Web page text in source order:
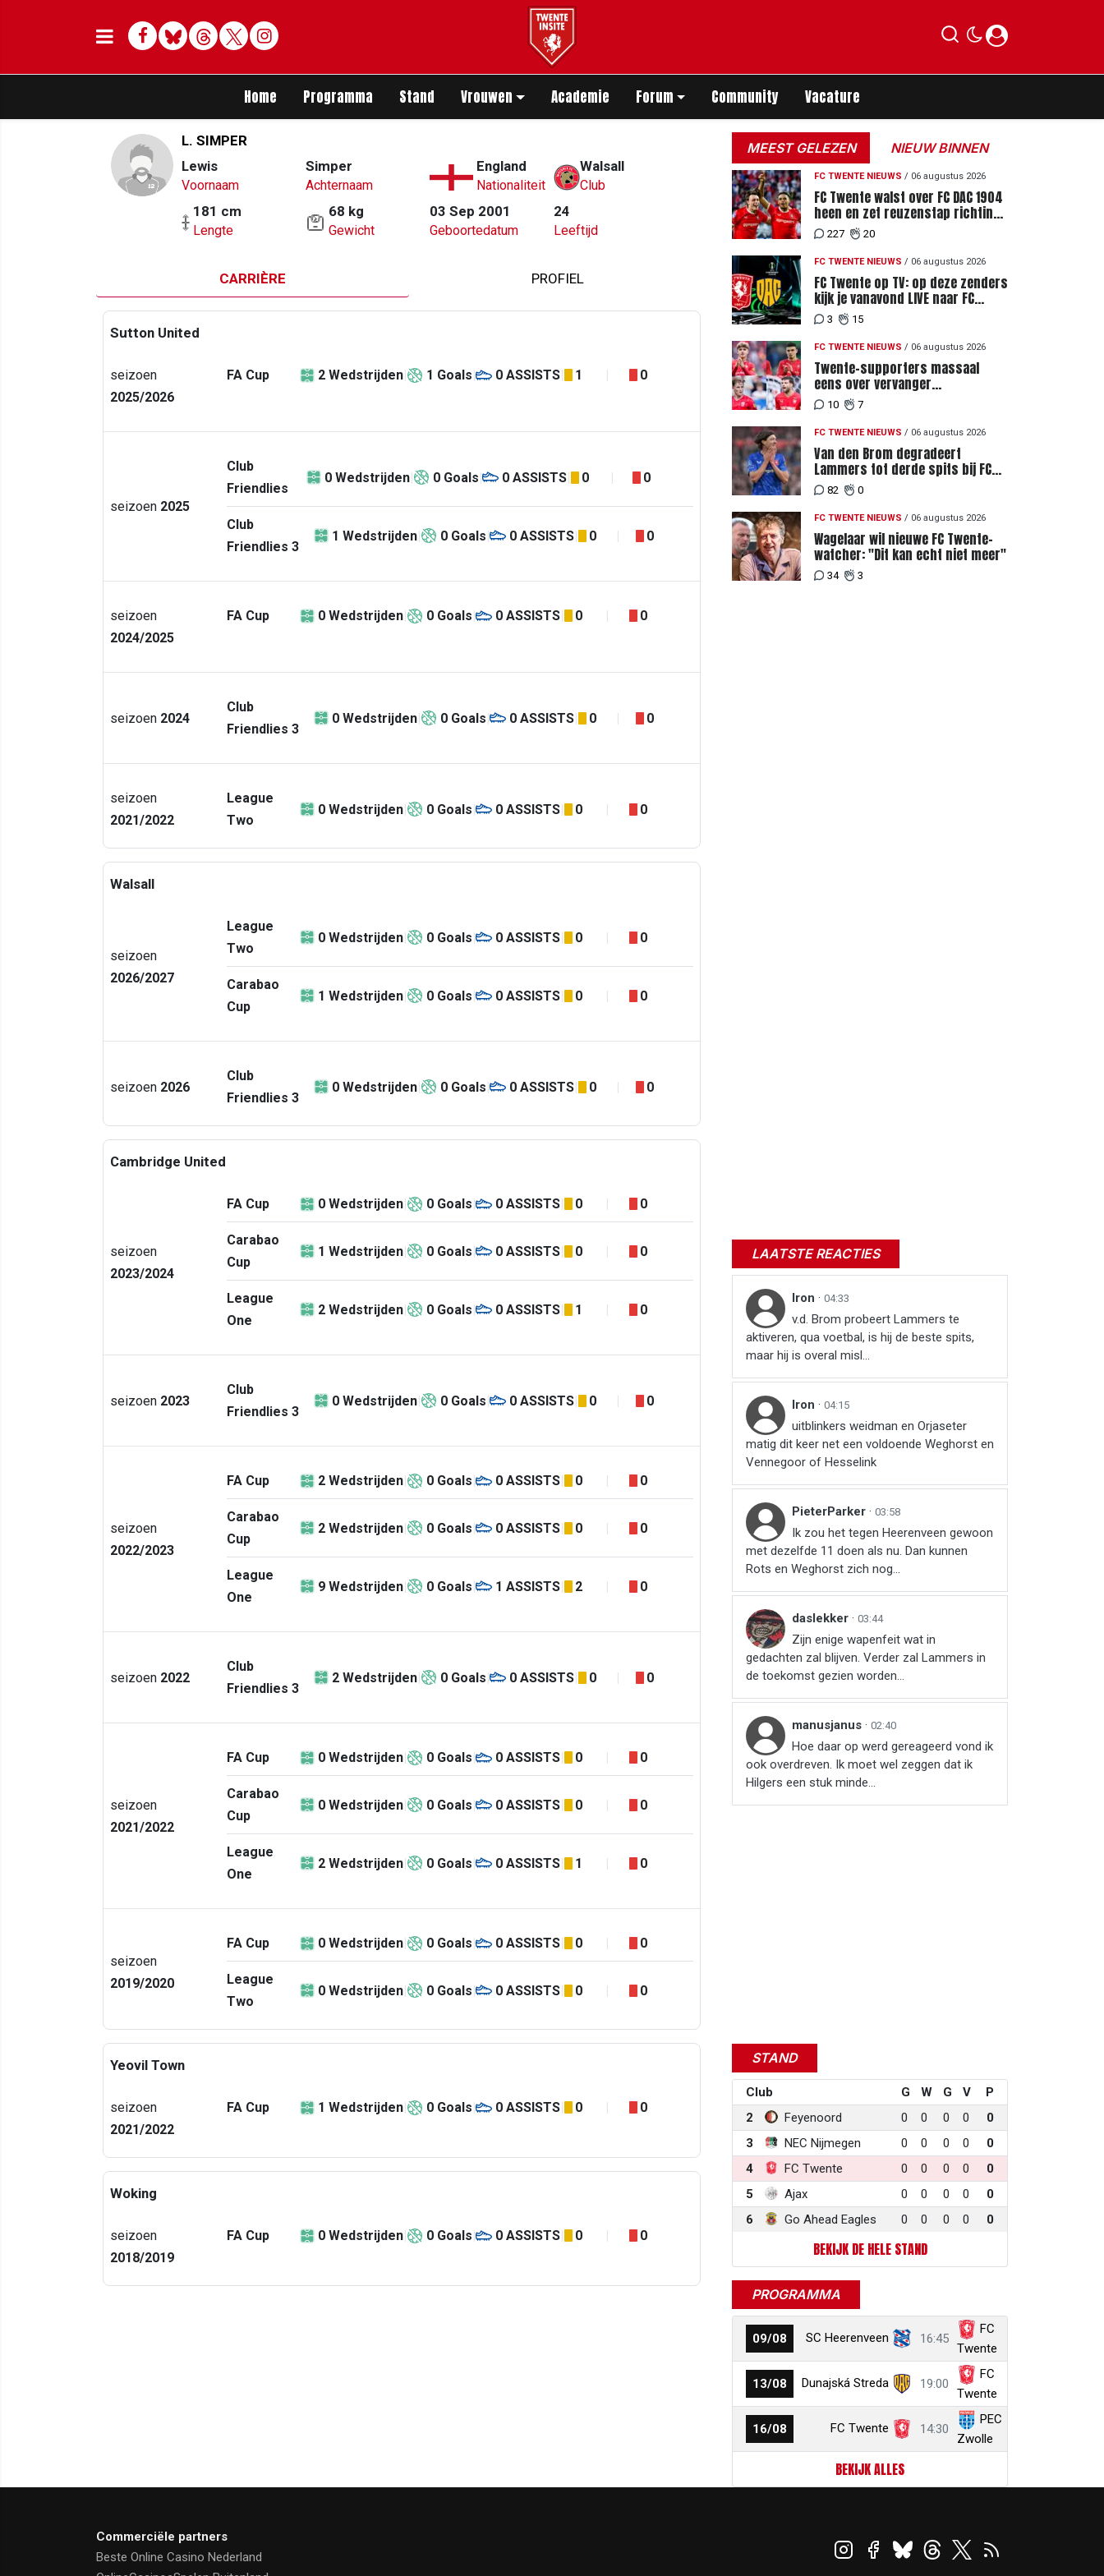
Facebook
BlueskyThreadsTwitterDelen op Whatsapp
Home Programma Stand Vrouwen Academie Forum Community Vacature
L. SIMPER
Lewis
Voornaam
Simper
Achternaam
England
Nationaliteit
Walsall
Club
181 cm
Lengte
68 kg
Gewicht
03 Sep 2001
Geboortedatum
24
Leeftijd
CARRIÈRE PROFIEL
Sutton United
seizoen
2025/2026
FA Cup 2 Wedstrijden 1 Goals 0 ASSISTS 1 0
seizoen 2025
Club
Friendlies
0 Wedstrijden 0 Goals 0 ASSISTS 0 0
Club
Friendlies 3
1 Wedstrijden 0 Goals 0 ASSISTS 0 0
seizoen
2024/2025
FA Cup 0 Wedstrijden 0 Goals 0 ASSISTS 0 0
seizoen 2024
Club
Friendlies 3
0 Wedstrijden 0 Goals 0 ASSISTS 0 0
seizoen
2021/2022
League
Two
0 Wedstrijden 0 Goals 0 ASSISTS 0 0
Walsall
seizoen
2026/2027
League
Two
0 Wedstrijden 0 Goals 0 ASSISTS 0 0
Carabao
Cup
1 Wedstrijden 0 Goals 0 ASSISTS 0 0
seizoen 2026
Club
Friendlies 3
0 Wedstrijden 0 Goals 0 ASSISTS 0 0
Cambridge United
seizoen
2023/2024
FA Cup 0 Wedstrijden 0 Goals 0 ASSISTS 0 0
Carabao
Cup
1 Wedstrijden 0 Goals 0 ASSISTS 0 0
League
One
2 Wedstrijden 0 Goals 0 ASSISTS 1 0
seizoen 2023
Club
Friendlies 3
0 Wedstrijden 0 Goals 0 ASSISTS 0 0
seizoen
2022/2023
FA Cup 2 Wedstrijden 0 Goals 0 ASSISTS 0 0
Carabao
Cup
2 Wedstrijden 0 Goals 0 ASSISTS 0 0
League
One
9 Wedstrijden 0 Goals 1 ASSISTS 2 0
seizoen 2022
Club
Friendlies 3
2 Wedstrijden 0 Goals 0 ASSISTS 0 0
seizoen
2021/2022
FA Cup 0 Wedstrijden 0 Goals 0 ASSISTS 0 0
Carabao
Cup
0 Wedstrijden 0 Goals 0 ASSISTS 0 0
League
One
2 Wedstrijden 0 Goals 0 ASSISTS 1 0
seizoen
2019/2020
FA Cup 0 Wedstrijden 0 Goals 0 ASSISTS 0 0
League
Two
0 Wedstrijden 0 Goals 0 ASSISTS 0 0
Yeovil Town
seizoen
2021/2022
FA Cup 1 Wedstrijden 0 Goals 0 ASSISTS 0 0
Woking
seizoen
2018/2019
FA Cup 0 Wedstrijden 0 Goals 0 ASSISTS 0 0
MEEST GELEZEN NIEUW BINNEN
FC TWENTE NIEUWS / 06 augustus 2026
FC Twente walst over FC DAC 1904
heen en zet reuzenstap richting
de play-offs
227 20
FC TWENTE NIEUWS / 06 augustus 2026
FC Twente op TV: op deze zenders
kijk je vanavond LIVE naar FC
Twente - FC DAC 04
3 15
FC TWENTE NIEUWS / 06 augustus 2026
Twente-supporters massaal
eens over vervanger
geblesseerde Lemkin tegen FC
DAC 04
10 7
FC TWENTE NIEUWS / 06 augustus 2026
Van den Brom degradeert
Lammers tot derde spits bij FC
Twente
82 0
FC TWENTE NIEUWS / 06 augustus 2026
Wagelaar wil nieuwe FC Twente-
watcher: "Dit kan echt niet meer"
34 3
LAATSTE REACTIES
Iron · 04:33
v.d. Brom probeert Lammers te
aktiveren, qua voetbal, is hij de beste spits,
maar hij is overal misl...
Iron · 04:15
uitblinkers weidman en Orjaseter
matig dit keer net een voldoende Weghorst en
Vennegoor of Hesselink
PieterParker · 03:58
Ik zou het tegen Heerenveen gewoon
met dezelfde 11 doen als nu. Dan kunnen
Rots en Weghorst zich nog...
daslekker · 03:44
Zijn enige wapenfeit wat in
gedachten zal blijven. Verder zal Lammers in
de toekomst gezien worden...
manusjanus · 02:40
Hoe daar op werd gereageerd vond ik
ook overdreven. Ik moet wel zeggen dat ik
Hilgers een stuk minde...
STAND
Club G W G V
P
2
Feyenoord 0 0 0 0
0
3
NEC Nijmegen 0 0 0 0
0
4
FC Twente 0 0 0 0
0
5
Ajax 0 0 0 0
0
6
Go Ahead Eagles 0 0 0 0 0
BEKIJK DE HELE STAND
PROGRAMMA
09/08 SC Heerenveen 16:45
FC
Twente
13/08 Dunajská Streda 19:00
FC
Twente
16/08 FC Twente 14:30
PEC
Zwolle
BEKIJK ALLES
Commerciële partners
Beste Online Casino Nederland